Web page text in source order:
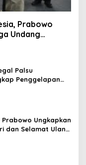
Prabowo
Undang
Palsu
Penggelapan
Crypto
Ungkapkan
dan Selamat Ulang